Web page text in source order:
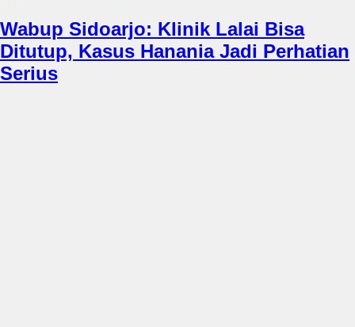
Wabup Sidoarjo: Klinik Lalai Bisa
Ditutup, Kasus Hanania Jadi Perhatian
Serius